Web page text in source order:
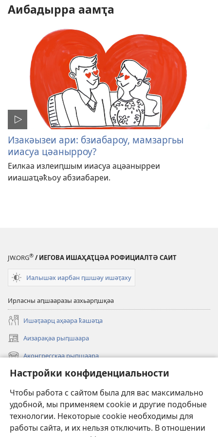
Настройки конфиденциальности
Чтобы работа с сайтом была для вас максимально
удобной, мы применяем cookie и другие подобные
технологии. Некоторые cookie необходимы для
работы сайта, и их нельзя отключить. В отношении
Аибадырра аамҭа
Изакәызеи ари: бзиабароу, мамзаргьы
ииасуа цәанырроу?
Еилкаа излеиԥшым ииасуа ацәанырреи
ииашаҵәҟьоу абзиабареи.
JW.ORG® / ИЕГОВА ИШАҲАҬЦӘА РОФИЦИАЛТӘ САИТ
Иалышәх иарбан ԥшшәу ишәҭаху
Ирласны аԥшааразы азхьарԥшқәа
Ишәҭаарц аҳәара ҟашәҵа
Аизарақәа рыԥшаара
(opens
new Аконгрессқәа рыԥшаара
(opens
new
window)
Иҿыцу
Авидео
Аԥшаара
Хатәгәаԥхарала аҭара